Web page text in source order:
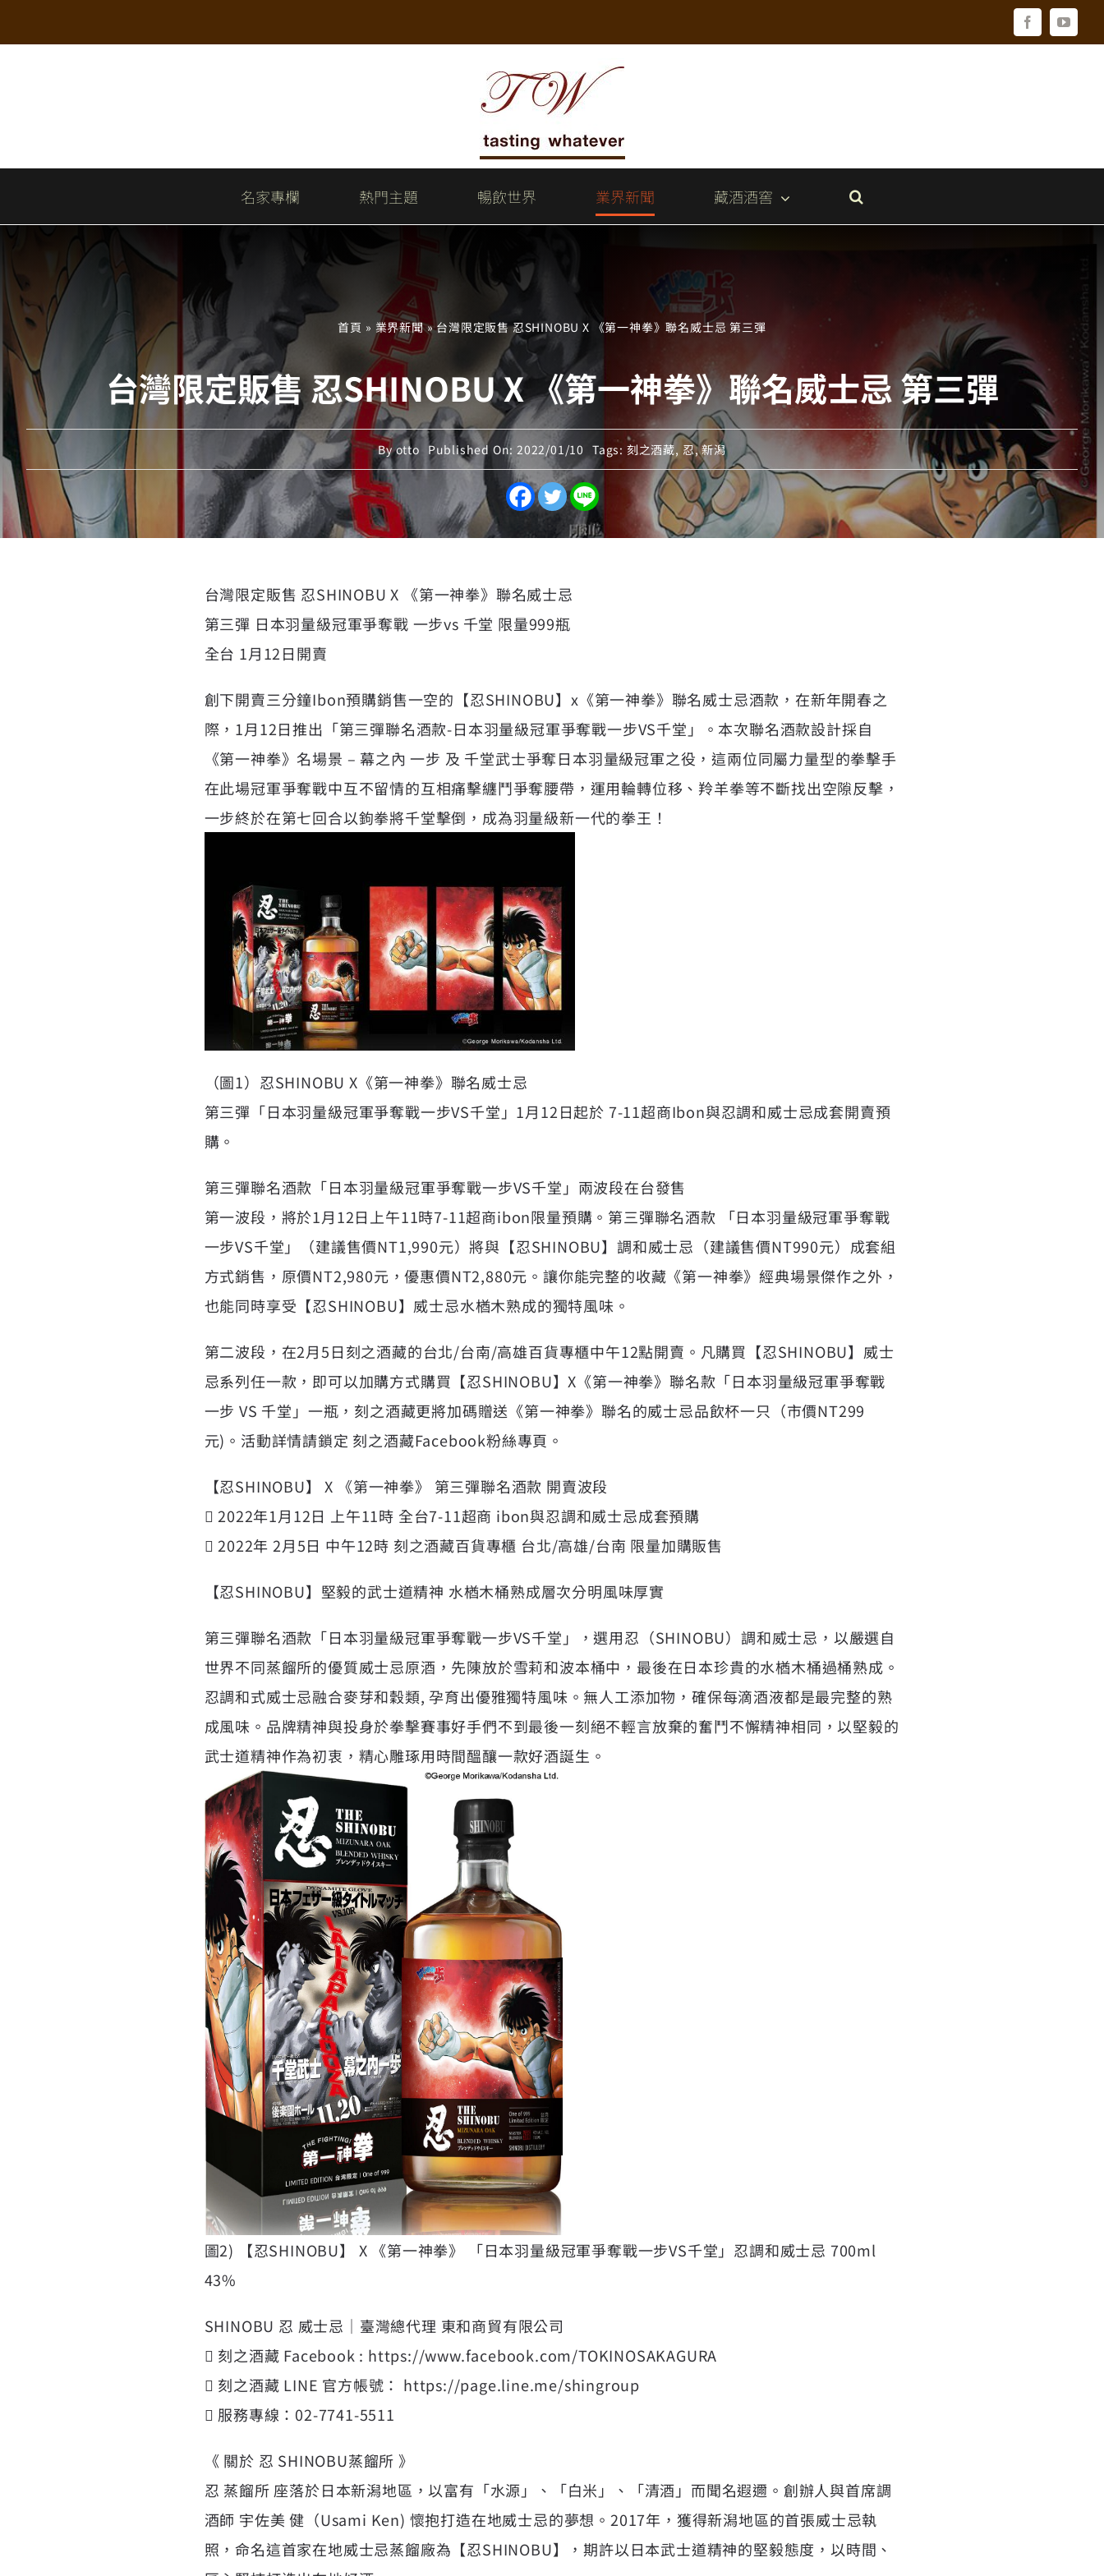
to
Facebook
名家專欄 熱門主題 暢飲世界 業界新聞 藏酒酒窖
首頁 » 業界新聞»台灣限定販售 忍SHINOBU X 《第一神拳》聯名威士忌 第三彈
台灣限定販售 忍SHINOBU X 《第一神拳》聯名威士忌 第三彈
Byotto Published On: 2022/01/10 Tags: 刻之酒藏, 忍,新潟
台灣限定販售 忍SHINOBU X 《第一神拳》聯名威士忌
第三彈 日本羽量級冠軍爭奪戰 一步vs 千堂 限量999瓶
全台 1月12日開賣
創下開賣三分鐘Ibon預購銷售一空的【忍SHINOBU】x《第一神拳》聯名威士忌酒款，在新年開春之
際，1月12日推出「第三彈聯名酒款-日本羽量級冠軍爭奪戰一步VS千堂」。本次聯名酒款設計採自
《第一神拳》名場景 – 幕之內 一步 及 千堂武士爭奪日本羽量級冠軍之役，這兩位同屬力量型的拳擊手
在此場冠軍爭奪戰中互不留情的互相痛擊纏鬥爭奪腰帶，運用輪轉位移、羚羊拳等不斷找出空隙反擊，
一步終於在第七回合以鉤拳將千堂擊倒，成為羽量級新一代的拳王！
（圖1）忍SHINOBU X《第一神拳》聯名威士忌
第三彈「日本羽量級冠軍爭奪戰一步VS千堂」1月12日起於 7-11超商Ibon與忍調和威士忌成套開賣預
購。
第三彈聯名酒款「日本羽量級冠軍爭奪戰一步VS千堂」兩波段在台發售
第一波段，將於1月12日上午11時7-11超商ibon限量預購。第三彈聯名酒款 「日本羽量級冠軍爭奪戰
一步VS千堂」（建議售價NT1,990元）將與【忍SHINOBU】調和威士忌（建議售價NT990元）成套組
方式銷售，原價NT2,980元，優惠價NT2,880元。讓你能完整的收藏《第一神拳》經典場景傑作之外，
也能同時享受【忍SHINOBU】威士忌水楢木熟成的獨特風味。
第二波段，在2月5日刻之酒藏的台北/台南/高雄百貨專櫃中午12點開賣。凡購買【忍SHINOBU】威士
忌系列任一款，即可以加購方式購買【忍SHINOBU】X《第一神拳》聯名款「日本羽量級冠軍爭奪戰
一步 VS 千堂」一瓶，刻之酒藏更將加碼贈送《第一神拳》聯名的威士忌品飲杯一只（市價NT299
元)。活動詳情請鎖定 刻之酒藏Facebook粉絲專頁。
【忍SHINOBU】 X 《第一神拳》 第三彈聯名酒款 開賣波段
 2022年1月12日 上午11時 全台7-11超商 ibon與忍調和威士忌成套預購
 2022年 2月5日 中午12時 刻之酒藏百貨專櫃 台北/高雄/台南 限量加購販售
【忍SHINOBU】堅毅的武士道精神 水楢木桶熟成層次分明風味厚實
第三彈聯名酒款「日本羽量級冠軍爭奪戰一步VS千堂」，選用忍（SHINOBU）調和威士忌，以嚴選自
世界不同蒸餾所的優質威士忌原酒，先陳放於雪莉和波本桶中，最後在日本珍貴的水楢木桶過桶熟成。
忍調和式威士忌融合麥芽和穀類, 孕育出優雅獨特風味。無人工添加物，確保每滴酒液都是最完整的熟
成風味。品牌精神與投身於拳擊賽事好手們不到最後一刻絕不輕言放棄的奮鬥不懈精神相同，以堅毅的
武士道精神作為初衷，精心雕琢用時間醞釀一款好酒誕生。
圖2) 【忍SHINOBU】 X 《第一神拳》 「日本羽量級冠軍爭奪戰一步VS千堂」忍調和威士忌 700ml
43%
SHINOBU 忍 威士忌｜臺灣總代理 東和商貿有限公司
 刻之酒藏 Facebook : https://www.facebook.com/TOKINOSAKAGURA
 刻之酒藏 LINE 官方帳號： https://page.line.me/shingroup
 服務專線：02-7741-5511
《 關於 忍 SHINOBU蒸餾所 》
忍 蒸餾所 座落於日本新潟地區，以富有「水源」、「白米」、「清酒」而聞名遐邇。創辦人與首席調
酒師 宇佐美 健（Usami Ken) 懷抱打造在地威士忌的夢想。2017年，獲得新潟地區的首張威士忌執
照，命名這首家在地威士忌蒸餾廠為【忍SHINOBU】，期許以日本武士道精神的堅毅態度，以時間、